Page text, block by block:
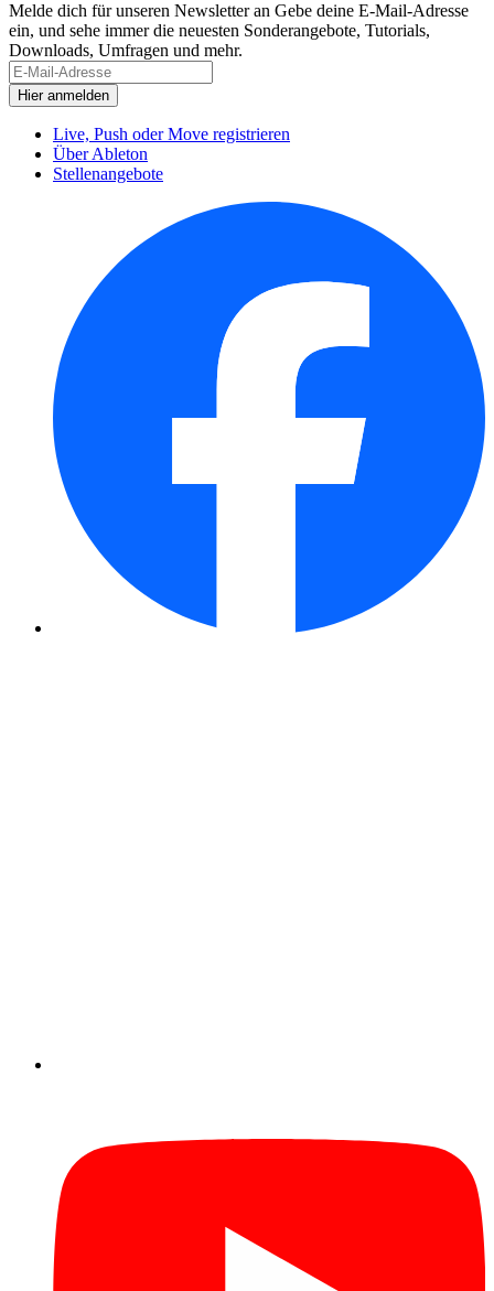
Melde dich für unseren Newsletter an Gebe deine E-Mail-Adresse
ein, und sehe immer die neuesten Sonderangebote, Tutorials,
Downloads, Umfragen und mehr.
Live, Push oder Move registrieren
Über Ableton
Stellenangebote